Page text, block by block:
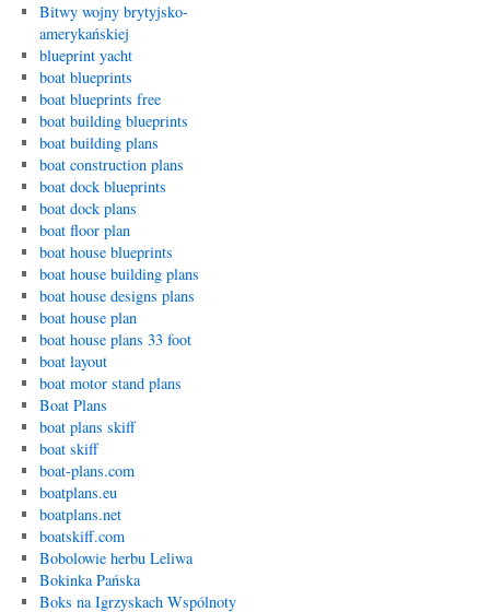
Bitwy wojny brytyjsko-
amerykańskiej
blueprint yacht
boat blueprints
boat blueprints free
boat building blueprints
boat building plans
boat construction plans
boat dock blueprints
boat dock plans
boat floor plan
boat house blueprints
boat house building plans
boat house designs plans
boat house plan
boat house plans 33 foot
boat layout
boat motor stand plans
Boat Plans
boat plans skiff
boat skiff
boat-plans.com
boatplans.eu
boatplans.net
boatskiff.com
Bobolowie herbu Leliwa
Bokinka Pańska
Boks na Igrzyskach Wspólnoty